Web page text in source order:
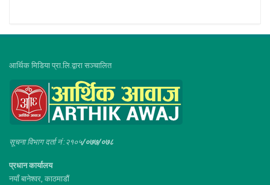
आर्थिक मिडिया प्रा.लि.द्वारा सञ्चालित
सूचना विभाग दर्ता नं :२१०५/०७७/०७८
प्रधान कार्यालय
नयाँ बानेश्वर, काठमाडौं